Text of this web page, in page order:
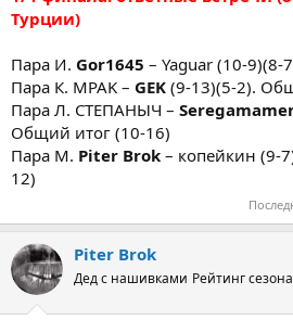
Турции)
Пара И. Gor1645 – Yaguar (10-
Пара К. MPAK – GEK (9-13)(5-2).
Пара Л. СТЕПАНЫЧ –
Общий итог (10-16)
Пара М. Piter Brok – копейкин (9-
12)
Piter Brok
Дед с нашивками Рейтинг